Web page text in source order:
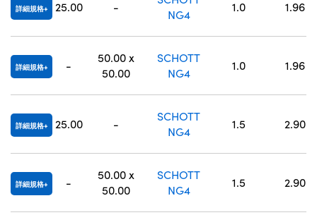
詳細規格 25.00 -
NG4
1.0 1.96
詳細規格 -
50.00 x
50.00
SCHOTT
NG4
1.0 1.96
詳細規格 25.00 -
SCHOTT
NG4
1.5 2.90
詳細規格 -
50.00 x
50.00
SCHOTT
NG4
1.5 2.90